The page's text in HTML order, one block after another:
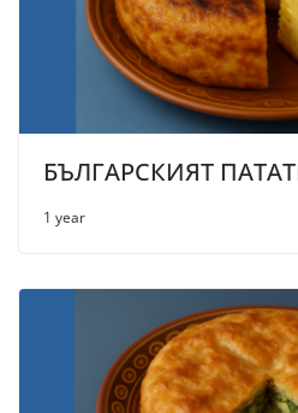
БЪЛГАРСКИЯТ
1 year